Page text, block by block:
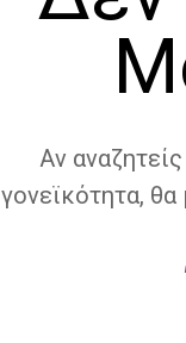
Αν
γονεϊκότητα,